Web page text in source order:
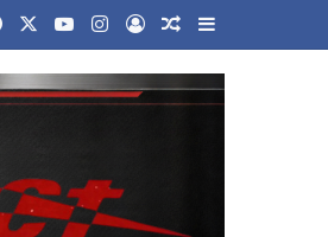
FacebookYouTubeInstagram
Log InRandom Article
Sidebar